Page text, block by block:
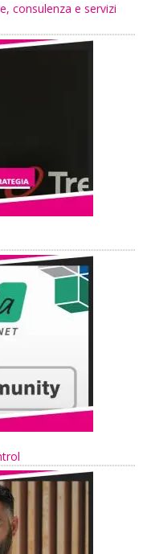
consulenza e servizi